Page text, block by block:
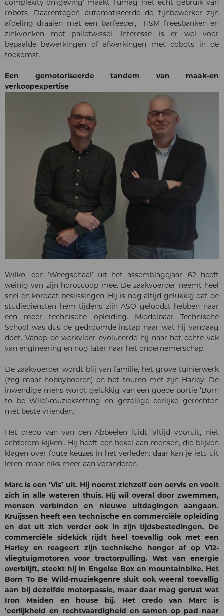
complexity-omgeving’ maakt Tumag niet echt gebruik van
robots. Daarentegen automatiseerde de fijnbewerker zijn
afdeling draaien met een barfeeder, HSM freesbanken en
zinkvonken met palletwissel. Interesse is er wel voor
bepaalde bewerkingen of afwerkingen met cobots in de
toekomst.
Een gemotoriseerde tandem van maak-en
verkoopexpertise
Wilko, een ‘Weegschaal’ uit het assemblagejaar ‘62 heeft
weinig van zijn horoscoop mee. De zaakvoerder neemt heel
snel en kordaat beslissingen. Hij is nog altijd gelukkig dat de
studiediensten hem tijdens zijn ASO geloodst hebben naar
een meer technische opleiding. Middelbaar Technische
School was dus de gedroomde instap naar wat hij vandaag
doet. Vanop de werkvloer evolueerde hij naar het echte vak
van engineering en nog later naar het ondernemerschap.
De zaakvoerder wordt blij van familie, het grove tuinierwerk
(zeg maar hobbyboeren) en het touren met zijn Harley. De
inwendige mens wordt gelukkig van een goede portie ‘Born
to be Wild’-muzieksetting en gezellige eerlijke gerechten
met beste vrienden.
Het credo van van den Abbeelen luidt ‘altijd vooruit, niet
achterom kijken’. Hij heeft een hekel aan mensen, die blijven
klagen over foute keuzes in het verleden: daar kan je iets uit
leren, maar niks meer aan veranderen.
Marc is een ‘Vis’ uit. Hij noemt zichzelf een oervis en voelt
zich in alle wateren thuis. Hij wil overal door zwemmen,
mensen verbinden en nieuwe uitdagingen aangaan.
Kruijssen heeft een technische en commerciële opleiding
en dat uit zich verder ook in zijn tijdsbestedingen. De
commerciële sidekick rijdt heel toevallig ook met een
Harley en reageert zijn technische honger af op V12-
vliegtuigmotoren voor tractorpulling. Wat van energie
overblijft, steekt hij in Engelse Box en mountainbike. Het
Born To Be Wild-muziekgenre sluit ook weeral toevallig
aan bij dezelfde motorpassie, maar daar mag gerust wat
Iron Maiden en house bij. Het credo van Marc is
‘eerlijkheid en rechtvaardigheid en samen op pad naar